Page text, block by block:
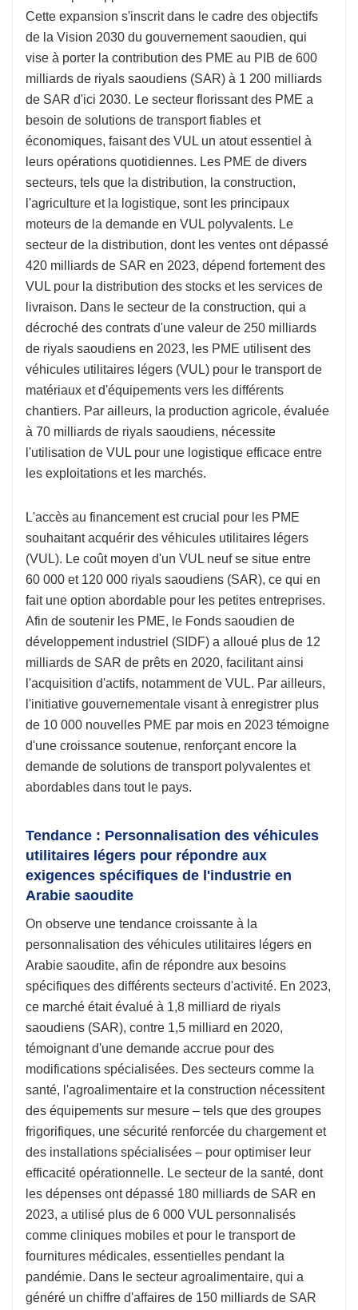
Cette expansion s'inscrit dans le cadre des objectifs
de la Vision 2030 du gouvernement saoudien, qui
vise à porter la contribution des PME au PIB de 600
milliards de riyals saoudiens (SAR) à 1 200 milliards
de SAR d'ici 2030. Le secteur florissant des PME a
besoin de solutions de transport fiables et
économiques, faisant des VUL un atout essentiel à
leurs opérations quotidiennes. Les PME de divers
secteurs, tels que la distribution, la construction,
l'agriculture et la logistique, sont les principaux
moteurs de la demande en VUL polyvalents. Le
secteur de la distribution, dont les ventes ont dépassé
420 milliards de SAR en 2023, dépend fortement des
VUL pour la distribution des stocks et les services de
livraison. Dans le secteur de la construction, qui a
décroché des contrats d'une valeur de 250 milliards
de riyals saoudiens en 2023, les PME utilisent des
véhicules utilitaires légers (VUL) pour le transport de
matériaux et d'équipements vers les différents
chantiers. Par ailleurs, la production agricole, évaluée
à 70 milliards de riyals saoudiens, nécessite
l'utilisation de VUL pour une logistique efficace entre
les exploitations et les marchés.
L'accès au financement est crucial pour les PME
souhaitant acquérir des véhicules utilitaires légers
(VUL). Le coût moyen d'un VUL neuf se situe entre
60 000 et 120 000 riyals saoudiens (SAR), ce qui en
fait une option abordable pour les petites entreprises.
Afin de soutenir les PME, le Fonds saoudien de
développement industriel (SIDF) a alloué plus de 12
milliards de SAR de prêts en 2020, facilitant ainsi
l'acquisition d'actifs, notamment de VUL. Par ailleurs,
l'initiative gouvernementale visant à enregistrer plus
de 10 000 nouvelles PME par mois en 2023 témoigne
d'une croissance soutenue, renforçant encore la
demande de solutions de transport polyvalentes et
abordables dans tout le pays.
Tendance : Personnalisation des véhicules
utilitaires légers pour répondre aux
exigences spécifiques de l'industrie en
Arabie saoudite
On observe une tendance croissante à la
personnalisation des véhicules utilitaires légers en
Arabie saoudite, afin de répondre aux besoins
spécifiques des différents secteurs d'activité. En 2023,
ce marché était évalué à 1,8 milliard de riyals
saoudiens (SAR), contre 1,5 milliard en 2020,
témoignant d'une demande accrue pour des
modifications spécialisées. Des secteurs comme la
santé, l'agroalimentaire et la construction nécessitent
des équipements sur mesure – tels que des groupes
frigorifiques, une sécurité renforcée du chargement et
des installations spécialisées – pour optimiser leur
efficacité opérationnelle. Le secteur de la santé, dont
les dépenses ont dépassé 180 milliards de SAR en
2023, a utilisé plus de 6 000 VUL personnalisés
comme cliniques mobiles et pour le transport de
fournitures médicales, essentielles pendant la
pandémie. Dans le secteur agroalimentaire, qui a
généré un chiffre d'affaires de 150 milliards de SAR